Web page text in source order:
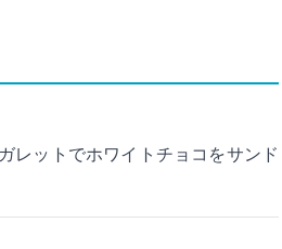
レットでホワイトチョコをサンド